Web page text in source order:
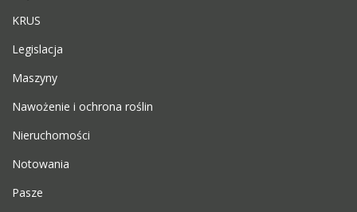
KRUS
Legislacja
Maszyny
Nawożenie i ochrona roślin
Nieruchomości
Notowania
Pasze